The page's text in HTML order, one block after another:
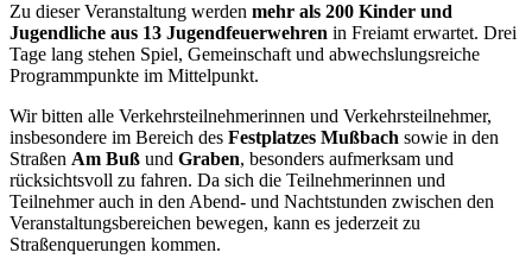
Zu dieser Veranstaltung werden mehr als 200 Kinder und
Jugendliche aus 13 Jugendfeuerwehren in Freiamt erwartet. Drei
Tage lang stehen Spiel, Gemeinschaft und abwechslungsreiche
Programmpunkte im Mittelpunkt.
Wir bitten alle Verkehrsteilnehmerinnen und Verkehrsteilnehmer,
insbesondere im Bereich des Festplatzes Mußbach sowie in den
Straßen Am Buß und Graben, besonders aufmerksam und
rücksichtsvoll zu fahren. Da sich die Teilnehmerinnen und
Teilnehmer auch in den Abend- und Nachtstunden zwischen den
Veranstaltungsbereichen bewegen, kann es jederzeit zu
Straßenquerungen kommen.